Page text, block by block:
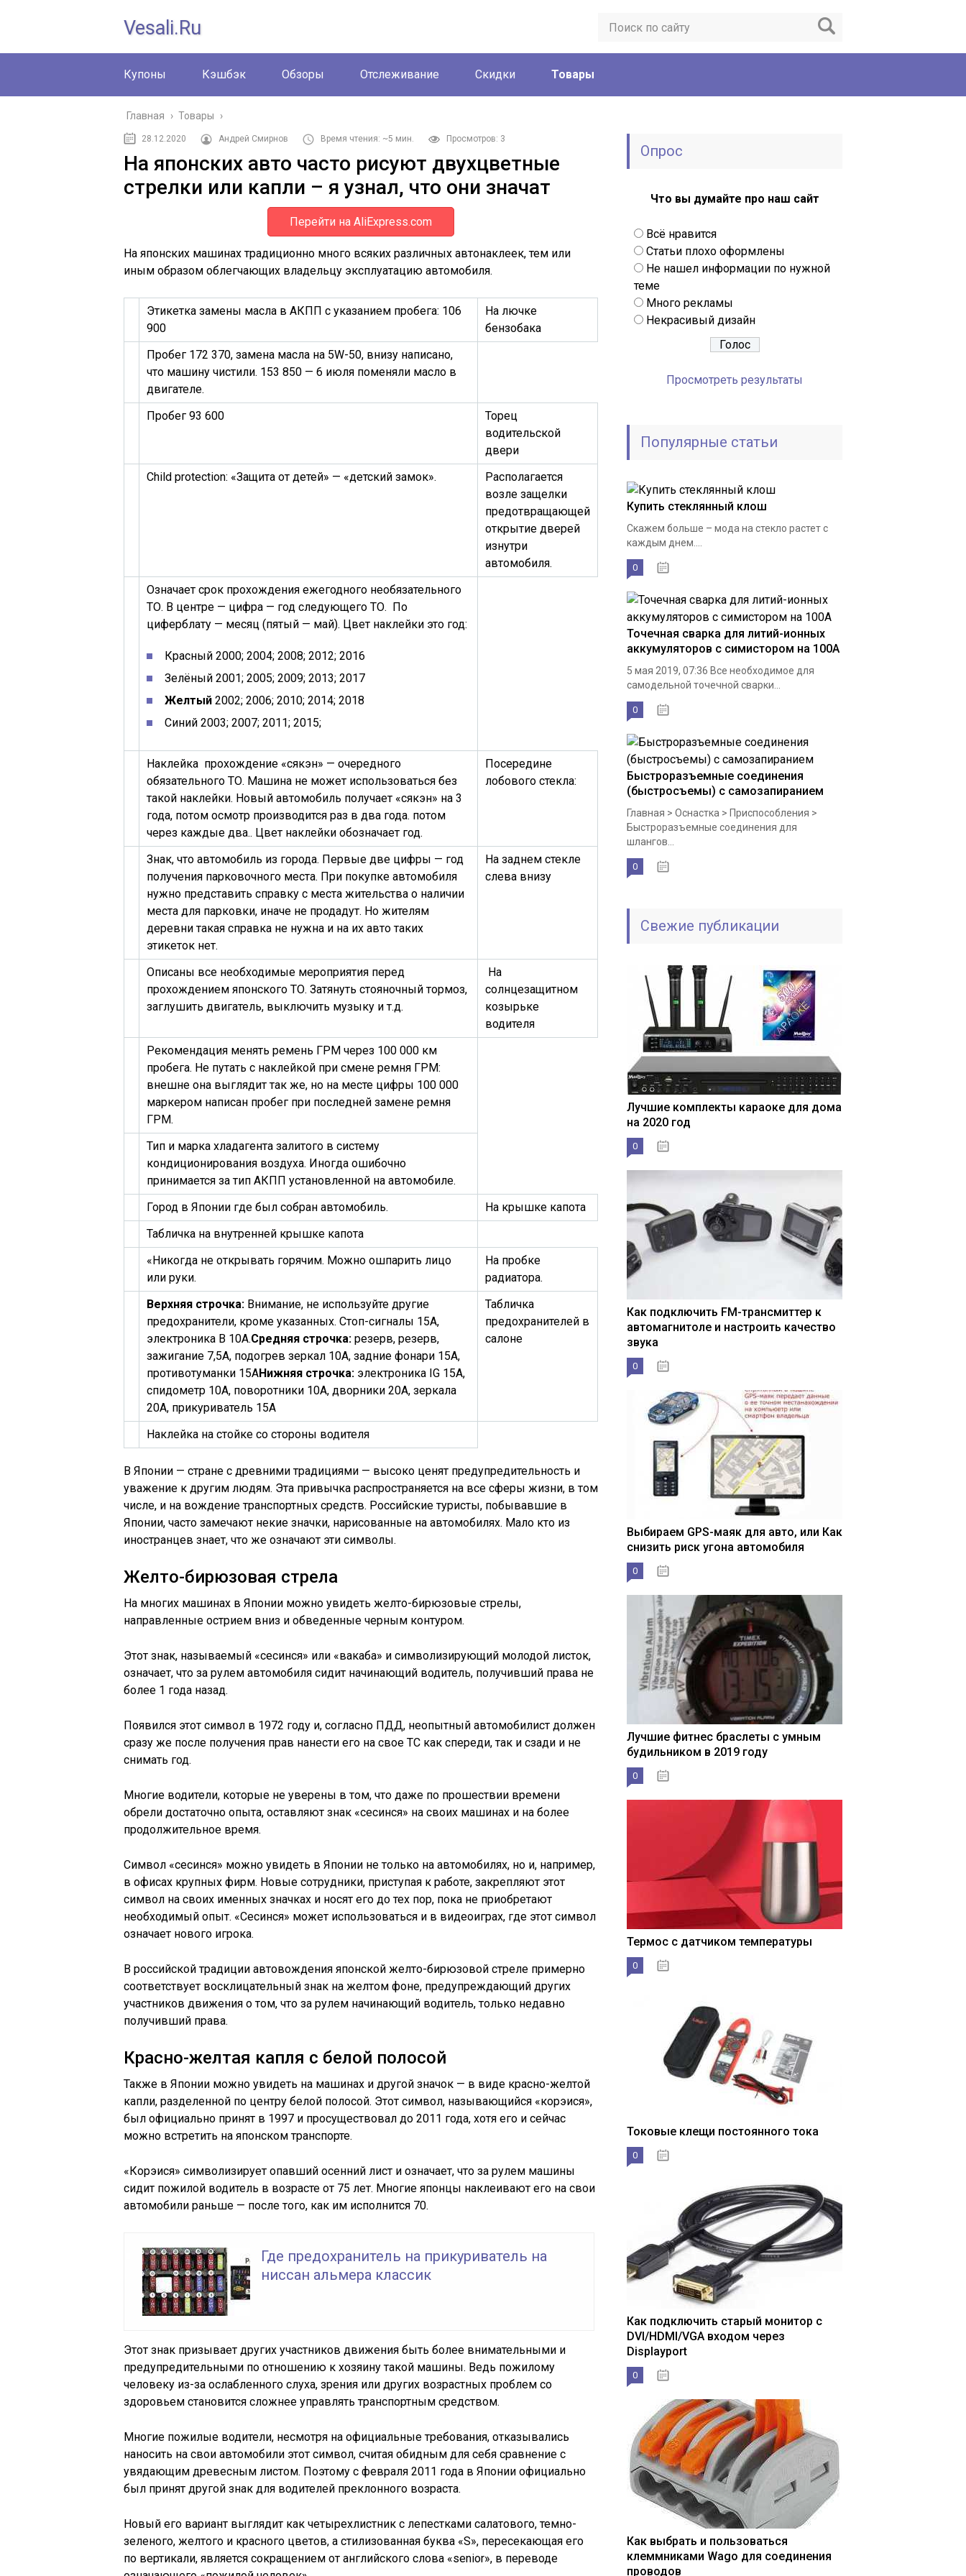
Vesali.ru
Купоны Кэшбэк Обзоры Отслеживание Скидки Товары
Главная › Товары ›
28.12.2020 Андрей Смирнов Время чтения: ~5 мин. Просмотров: 3
На японских авто часто рисуют двухцветные
стрелки или капли – я узнал, что они значат
Перейти на AliExpress.com
На японских машинах традиционно много всяких различных автонаклеек, тем или
иным образом облегчающих владельцу эксплуатацию автомобиля.
Этикетка замены масла в АКПП с указанием пробега: 106
900
На лючке
бензобака
Пробег 172 370, замена масла на 5W-50, внизу написано,
что машину чистили. 153 850 — 6 июля поменяли масло в
двигателе.
Пробег 93 600
Торец
водительской
двери
Child protection: «Защита от детей» — «детский замок».
Располагается
возле защелки
предотвращающей
открытие дверей
изнутри
автомобиля.
Означает срок прохождения ежегодного необязательного
ТО. В центре — цифра — год следующего ТО. По
циферблату — месяц (пятый — май). Цвет наклейки это год:
Красный 2000; 2004; 2008; 2012; 2016
Зелёный 2001; 2005; 2009; 2013; 2017
Желтый 2002; 2006; 2010; 2014; 2018
Синий 2003; 2007; 2011; 2015;
Наклейка прохождение «сякэн» — очередного
обязательного ТО. Машина не может использоваться без
такой наклейки. Новый автомобиль получает «сякэн» на 3
года, потом осмотр производится раз в два года. потом
через каждые два.. Цвет наклейки обозначает год.
Посередине
лобового стекла:
Знак, что автомобиль из города. Первые две цифры — год
получения парковочного места. При покупке автомобиля
нужно представить справку с места жительства о наличии
места для парковки, иначе не продадут. Но жителям
деревни такая справка не нужна и на их авто таких
этикеток нет.
На заднем стекле
слева внизу
Описаны все необходимые мероприятия перед
прохождением японского ТО. Затянуть стояночный тормоз,
заглушить двигатель, выключить музыку и т.д.
На
солнцезащитном
козырьке
водителя
Рекомендация менять ремень ГРМ через 100 000 км
пробега. Не путать с наклейкой при смене ремня ГРМ:
внешне она выглядит так же, но на месте цифры 100 000
маркером написан пробег при последней замене ремня
ГРМ.
Тип и марка хладагента залитого в систему
кондиционирования воздуха. Иногда ошибочно
принимается за тип АКПП установленной на автомобиле.
Город в Японии где был собран автомобиль.
На крышке капота
Табличка на внутренней крышке капота
«Никогда не открывать горячим. Можно ошпарить лицо
или руки.
На пробке
радиатора.
Верхняя строчка: Внимание, не используйте другие
предохранители, кроме указанных. Стоп-сигналы 15А,
электроника В 10А.Средняя строчка: резерв, резерв,
зажигание 7,5А, подогрев зеркал 10А, задние фонари 15А,
противотуманки 15АНижняя строчка: электроника IG 15А,
спидометр 10А, поворотники 10А, дворники 20А, зеркала
20А, прикуриватель 15А
Табличка
предохранителей в
салоне
Наклейка на стойке со стороны водителя
В Японии — стране с древними традициями — высоко ценят предупредительность и
уважение к другим людям. Эта привычка распространяется на все сферы жизни, в том
числе, и на вождение транспортных средств. Российские туристы, побывавшие в
Японии, часто замечают некие значки, нарисованные на автомобилях. Мало кто из
иностранцев знает, что же означают эти символы.
Желто-бирюзовая стрела
На многих машинах в Японии можно увидеть желто-бирюзовые стрелы,
направленные острием вниз и обведенные черным контуром.
Этот знак, называемый «сесинся» или «вакаба» и символизирующий молодой листок,
означает, что за рулем автомобиля сидит начинающий водитель, получивший права не
более 1 года назад.
Появился этот символ в 1972 году и, согласно ПДД, неопытный автомобилист должен
сразу же после получения прав нанести его на свое ТС как спереди, так и сзади и не
снимать год.
Многие водители, которые не уверены в том, что даже по прошествии времени
обрели достаточно опыта, оставляют знак «сесинся» на своих машинах и на более
продолжительное время.
Символ «сесинся» можно увидеть в Японии не только на автомобилях, но и, например,
в офисах крупных фирм. Новые сотрудники, приступая к работе, закрепляют этот
символ на своих именных значках и носят его до тех пор, пока не приобретают
необходимый опыт. «Сесинся» может использоваться и в видеоиграх, где этот символ
означает нового игрока.
В российской традиции автовождения японской желто-бирюзовой стреле примерно
соответствует восклицательный знак на желтом фоне, предупреждающий других
участников движения о том, что за рулем начинающий водитель, только недавно
получивший права.
Красно-желтая капля с белой полосой
Также в Японии можно увидеть на машинах и другой значок — в виде красно-желтой
капли, разделенной по центру белой полосой. Этот символ, называющийся «корэися»,
был официально принят в 1997 и просуществовал до 2011 года, хотя его и сейчас
можно встретить на японском транспорте.
«Корэися» символизирует опавший осенний лист и означает, что за рулем машины
сидит пожилой водитель в возрасте от 75 лет. Многие японцы наклеивают его на свои
автомобили раньше — после того, как им исполнится 70.
Где предохранитель на прикуриватель на
ниссан альмера классик
Этот знак призывает других участников движения быть более внимательными и
предупредительными по отношению к хозяину такой машины. Ведь пожилому
человеку из-за ослабленного слуха, зрения или других возрастных проблем со
здоровьем становится сложнее управлять транспортным средством.
Многие пожилые водители, несмотря на официальные требования, отказывались
наносить на свои автомобили этот символ, считая обидным для себя сравнение с
увядающим древесным листом. Поэтому с февраля 2011 года в Японии официально
был принят другой знак для водителей преклонного возраста.
Новый его вариант выглядит как четырехлистник с лепестками салатового, темно-
зеленого, желтого и красного цветов, а стилизованная буква «S», пересекающая его
по вертикали, является сокращением от английского слова «senior», в переводе
Опрос
Что вы думайте про наш сайт
Всё нравится
Статьи плохо оформлены
Не нашел информации по нужной
теме
Много рекламы
Некрасивый дизайн
Просмотреть результаты
Популярные статьи
Купить стеклянный клош
Скажем больше – мода на стекло растет с
каждым днем....
0
Точечная сварка для литий-ионных
аккумуляторов с симистором на 100А
5 мая 2019, 07:36 Все необходимое для
самодельной точечной сварки...
0
Быстроразъемные соединения
(быстросъемы) с самозапиранием
Главная > Оснастка > Приспособления >
Быстроразъемные соединения для
шлангов...
0
Свежие публикации
Лучшие комплекты караоке для дома
на 2020 год
0
Как подключить FM-трансмиттер к
автомагнитоле и настроить качество
звука
0
Выбираем GPS-маяк для авто, или Как
снизить риск угона автомобиля
0
Лучшие фитнес браслеты с умным
будильником в 2019 году
0
Термос с датчиком температуры
0
Токовые клещи постоянного тока
0
Как подключить старый монитор с
DVI/HDMI/VGA входом через
Displayport
0
Как выбрать и пользоваться
клеммниками Wago для соединения
проводов